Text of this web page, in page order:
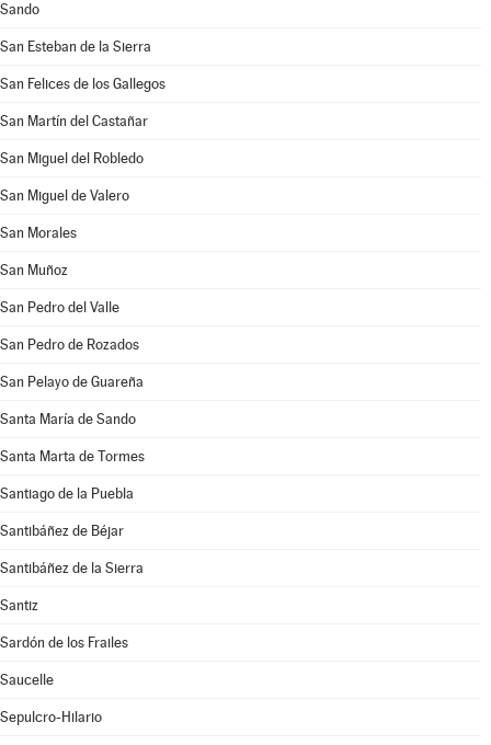
Sando
San Esteban de la Sierra
San Felices de los Gallegos
San Martín del Castañar
San Miguel del Robledo
San Miguel de Valero
San Morales
San Muñoz
San Pedro del Valle
San Pedro de Rozados
San Pelayo de Guareña
Santa María de Sando
Santa Marta de Tormes
Santiago de la Puebla
Santibáñez de Béjar
Santibáñez de la Sierra
Santiz
Sardón de los Frailes
Saucelle
Sepulcro-Hilario